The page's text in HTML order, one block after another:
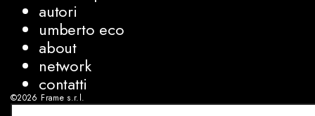
autori
umberto eco
about
network
contatti
©2026 Frame s.r.l.
P.IVA 08927250962